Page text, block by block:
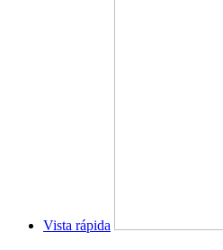
Vista rápida